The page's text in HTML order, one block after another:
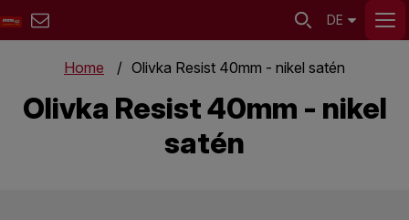
DE
Home Olivka Resist 40mm - nikel satén
Olivka Resist 40mm - nikel
satén